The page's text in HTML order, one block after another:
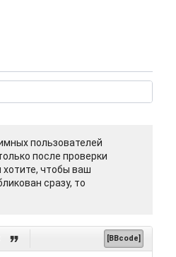
пользователей
после проверки
чтобы ваш
сразу, то
 [BBcode]